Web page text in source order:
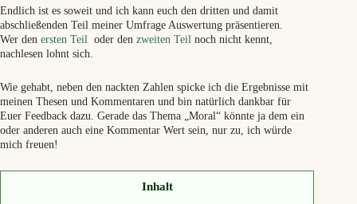
Endlich ist es soweit und ich kann euch den dritten und damit
abschließenden Teil meiner Umfrage Auswertung präsentieren.
Wer den ersten Teil oder den zweiten Teil noch nicht kennt,
nachlesen lohnt sich.
Wie gehabt, neben den nackten Zahlen spicke ich die Ergebnisse mit
meinen Thesen und Kommentaren und bin natürlich dankbar für
Euer Feedback dazu. Gerade das Thema „Moral“ könnte ja dem ein
oder anderen auch eine Kommentar Wert sein, nur zu, ich würde
mich freuen!
Inhalt